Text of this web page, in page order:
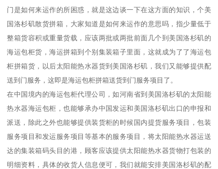
门是如何来运作的所困惑，就是这边谈一下在这方面的知识，个美
国洛杉矶散货拼箱，大家知道是如何来运作的意思吗，指少量低于
整箱货容积或重量货载，应该两批或两批前面几个到美国洛杉矶的
海运包柜货，海运拼箱到个别集装箱子里面，这就成为了了海运包
柜拼箱货，以后太阳能热水器货到美国洛杉矶，我们又能够提供配
送到门服务，这即是海运包柜拼箱送货到门服务项目了。
在中国境内的海运包柜代理公司，如河南省到美国洛杉矶的太阳能
热水器海运包柜，也能够承办中国发运和美国洛杉矶出口的申报和
派送，除此之外也能够提供装货柜的时候国内提货服务项目，包装
服务项目和发运服务项目等基本的服务项目，将太阳能热水器运送
达的集装箱码头目的港，顾客应该提供太阳能热水器货物打包装的
明细资料，具体的收货人信息便可，我们就能安排美国洛杉矶的配